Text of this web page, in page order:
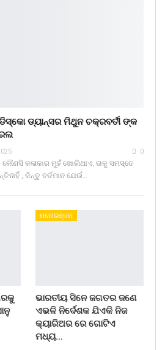
ଡ୍ୟାନ୍ସର ମିଥୁନ ଚକ୍ରବର୍ତୀ ଙ୍କ
0
କଳାକାର ମୁହଁ ଖୋଲିଥାଏ, ତାକୁ ସମସ୍ତେ
, କିନ୍ତୁ ବର୍ତମାନ ଯେଉଁ…
ମନୋରଞ୍ଜନ
ଭାରତୀୟ ସିନେ ଜଗତର ଜଣେ
ଏଭଳି ନିର୍ଦେଶକ ଯିଏକି ନିଜ
କ୍ୟାରିଅର ରେ ଗୋଟିଏ
ମଧ୍ୟ…